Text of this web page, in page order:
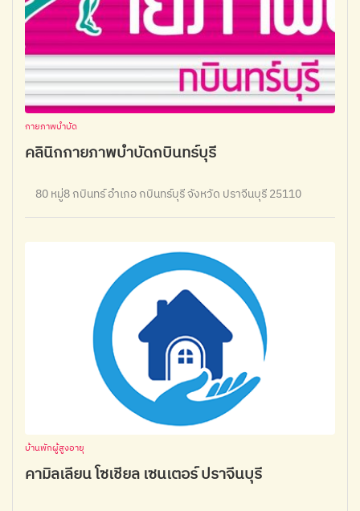
กายภาพบำบัด
คลินิกกายภาพบำบัดกบินทร์บุรี
80 หมู่8 กบินทร์ อำเภอ กบินทร์บุรี จังหวัด ปราจีนบุรี 25110
บ้านพักผู้สูงอายุ
คามิลเลียน โซเชียล เซนเตอร์ ปราจีนบุรี